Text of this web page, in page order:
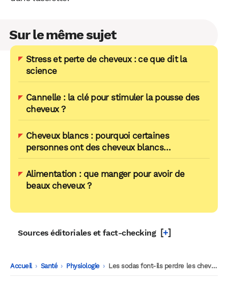
Sur le même sujet
Stress et perte de cheveux : ce que dit la
science
Cannelle : la clé pour stimuler la pousse des
cheveux ?
Cheveux blancs : pourquoi certaines
personnes ont des cheveux blancs
précocement ?
Alimentation : que manger pour avoir de
beaux cheveux ?
Sources éditoriales et fact-checking [+]
Accueil -
Santé -
Physiologie -
Les sodas font-ils perdre les cheveux ? Ce que dit la science